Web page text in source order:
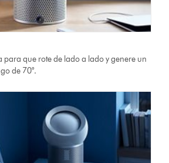
que rote de lado a lado y genere un
de 70°.